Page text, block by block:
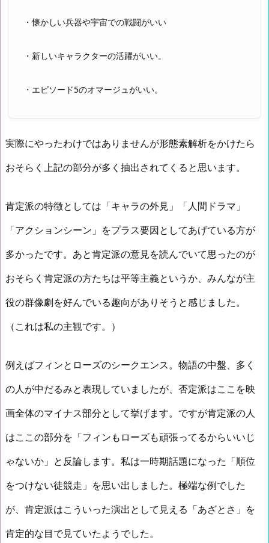
・懐かしい兵器や宇宙での戦闘がいい
・新しいキャラクターの活躍がいい。
・エピソード5のオマージュがいい。
実際にやったわけではありませんが形態素解析をかけたら
おそらく上記の部分が多く抽出されてくると思います。
肯定派の特徴としては「キャラの外見」「人間ドラマ」
「アクションシーン」をプラス要因としてあげている方が
多かったです。あと肯定派の意見を読んでいて思ったのが
おそらく肯定派の方たちは平等主義というか、みんなが主
役の群像劇を好んでいる趣向がありそうと感じました。
（これは私の主観です。）
例えばフィンとローズのシークエンス。物語の中盤、多く
の人が中だるみと表現していましたが、否定派はここを映
画全体のマイナス部分として挙げます。ですが肯定派の人
はここの部分を「フィンもローズも頑張ってるからいいじ
ゃないか」と反論します。私は一時期話題になった「順位
をつけない徒競走」を思い出しました。極端な例でした
が、肯定派はこういった演出として見える「あざとさ」を
肯定的な目で見ていたようでした。